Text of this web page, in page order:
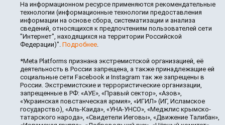
На информационном ресурсе применяются рекомендательные
технологии (информационные технологии предоставления
информации на основе сбора, систематизации и анализа
сведений, относящихся к предпочтениям пользователей сети
"Интернет", находящихся на территории Российской
Федерации)". Подробнее.
*Meta Platforms признана экстремистской организацией, её
деятельность в России запрещена, а также принадлежащие ей
социальные сети Facebook и Instagram так же запрещены в
России. Экстремистские и террористические организации,
запрещенные в РФ: «АУЕ», «Правый сектор», «Азов»,
«Украинская повстанческая армия», «ИГИЛ» (ИГ, Исламское
государство), «Аль-Каида», «УНА-УНСО», «Меджлис крымско-
татарского народа», «Свидетели Иеговы», «Движение Талибан»,